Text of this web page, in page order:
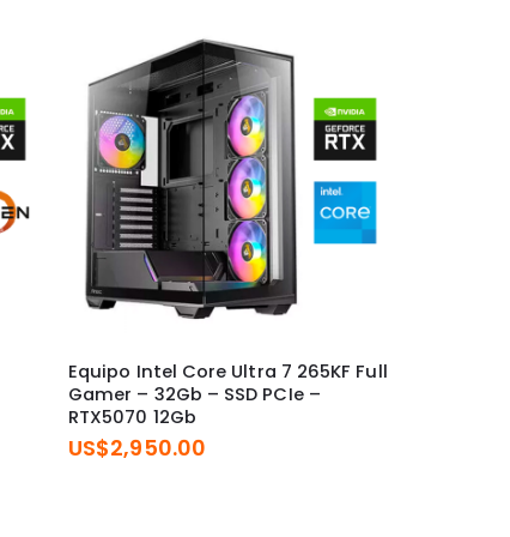
Equipo Intel Core Ultra 7 265KF Full
Gamer – 32Gb – SSD PCIe –
RTX5070 12Gb
US$2,950.00